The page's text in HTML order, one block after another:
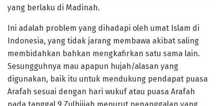
yang berlaku di Madinah.
Ini adalah problem yang dihadapi oleh umat Islam di
Indonesia, yang tidak jarang membawa akibat saling
membidahkan bahkan mengkafirkan satu sama lain.
Sesungguhnya mau apapun hujah/alasan yang
digunakan, baik itu untuk mendukung pendapat puasa
Arafah sesuai dengan hari wukuf atau puasa Arafah